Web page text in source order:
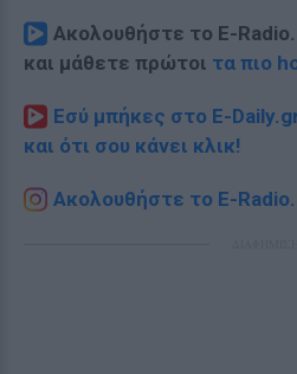
Ακολουθήστε το E-
και μάθετε πρώτοι τα πιο
Εσύ μπήκες στο E-
και ότι σου κάνει κλικ!
Ακολουθήστε το E-